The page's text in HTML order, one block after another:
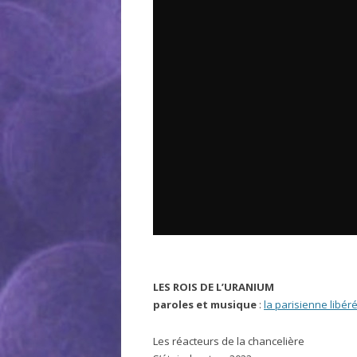
LES ROIS DE L’URANIUM
paroles et musique : la parisienne
Les réacteurs de la chancelière